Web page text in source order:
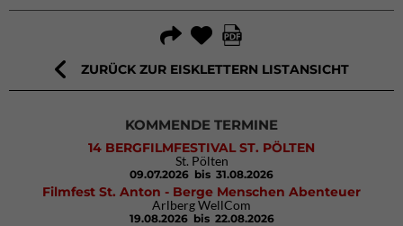
ZURÜCK ZUR EISKLETTERN LISTANSICHT
KOMMENDE TERMINE
14 BERGFILMFESTIVAL ST. PÖLTEN
St. Pölten
09.07.2026 bis 31.08.2026
Filmfest St. Anton - Berge Menschen Abenteuer
Arlberg WellCom
19.08.2026 bis 22.08.2026